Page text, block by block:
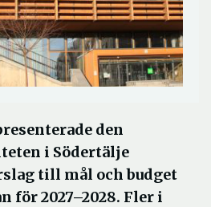
den
i Södertälje
till mål och budget
för 2027–2028. Fler i